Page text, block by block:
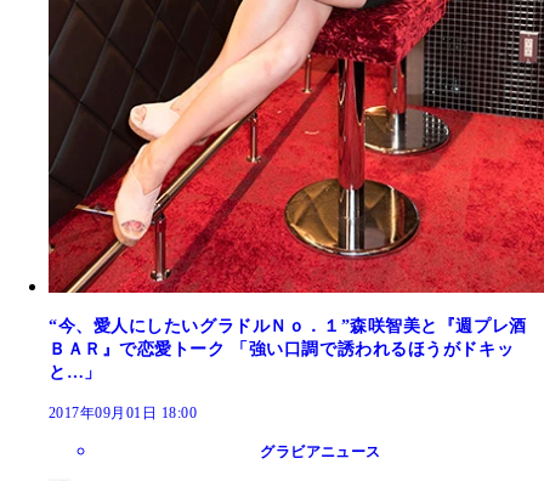
“今、愛人にしたいグラドルＮｏ．１”森咲智美と『週プレ酒
ＢＡＲ』で恋愛トーク 「強い口調で誘われるほうがドキッ
と…」
2017年09月01日 18:00
グラビアニュース